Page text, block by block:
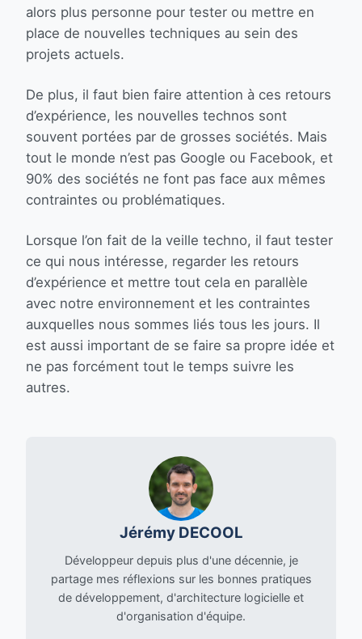
alors plus personne pour tester ou mettre en
place de nouvelles techniques au sein des
projets actuels.
De plus, il faut bien faire attention à ces retours
d’expérience, les nouvelles technos sont
souvent portées par de grosses sociétés. Mais
tout le monde n’est pas Google ou Facebook, et
90% des sociétés ne font pas face aux mêmes
contraintes ou problématiques.
Lorsque l’on fait de la veille techno, il faut tester
ce qui nous intéresse, regarder les retours
d’expérience et mettre tout cela en parallèle
avec notre environnement et les contraintes
auxquelles nous sommes liés tous les jours. Il
est aussi important de se faire sa propre idée et
ne pas forcément tout le temps suivre les
autres.
Jérémy DECOOL
Développeur depuis plus d'une décennie, je
partage mes réflexions sur les bonnes pratiques
de développement, d'architecture logicielle et
d'organisation d'équipe.